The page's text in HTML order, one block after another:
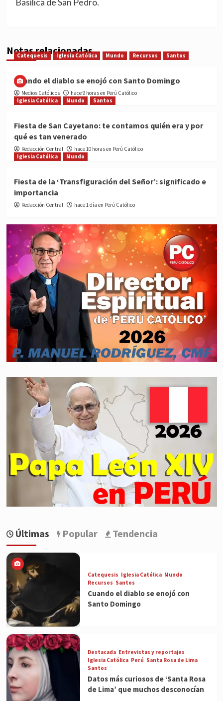
Basílica de San Pedro.
Notas relacionadas
Catequesis Iglesia Católica Mundo Recursos Santos
Cuando el diablo se enojó con Santo Domingo
Medios Católicos
hace 9 horas en Perú Católico
Iglesia Católica
Mundo Santos
Fiesta de San Cayetano: te contamos quién era y por
qué es tan venerado
Redacción Central
hace 10 horas en Perú Católico
Iglesia Católica
Mundo
Fiesta de la ‘Transfiguración del Señor’: significado e
importancia
Redacción Central hace 1 día en Perú Católico
Últimas Popular Tendencia
Catequesis Iglesia Católica Mundo
Recursos Santos
Cuando el diablo se enojó con
Santo Domingo
Destacada Entrevistas y reportajes
Iglesia Católica Perú Santa Rosa de Lima
Santos
Datos más curiosos de ‘Santa Rosa
de Lima’ que muchos desconocían